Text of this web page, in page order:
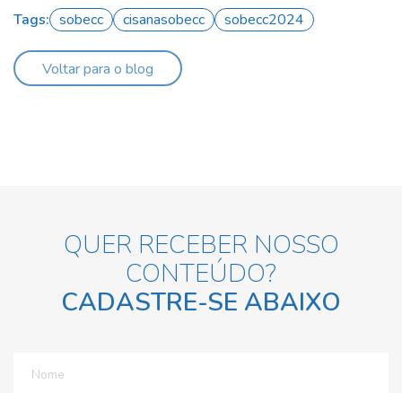
Tags: sobecc cisanasobecc sobecc2024
Voltar para o blog
QUER RECEBER NOSSO
CONTEÚDO?
CADASTRE-SE ABAIXO